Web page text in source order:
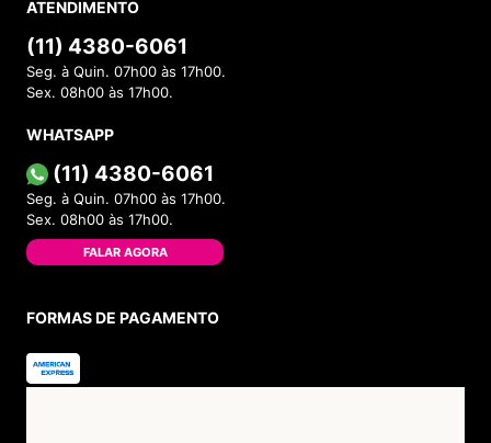
ATENDIMENTO
(11) 4380-6061
Seg. à Quin. 07h00 às 17h00.
Sex. 08h00 às 17h00.
WHATSAPP
(11) 4380-6061
Seg. à Quin. 07h00 às 17h00.
Sex. 08h00 às 17h00.
FALAR AGORA
FORMAS DE PAGAMENTO